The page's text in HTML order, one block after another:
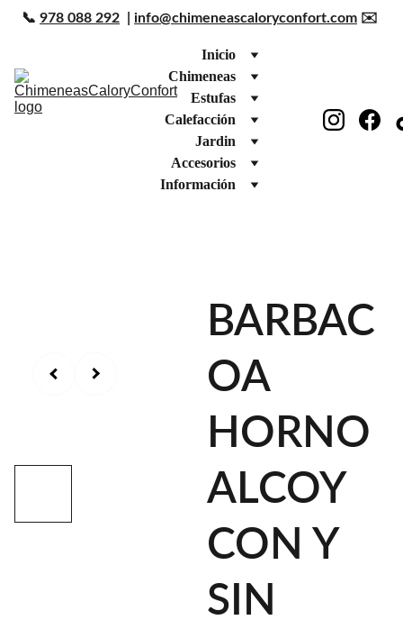
📞 978 088 292 info@chimeneascaloryconfort.com ✉️
Inicio
Chimeneas
Estufas
Calefacción
Jardin
Accesorios
Información
BARBAC
OA
HORNO
ALCOY
CON Y
SIN